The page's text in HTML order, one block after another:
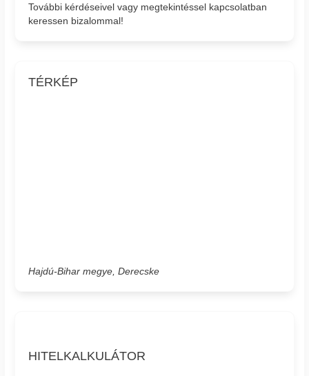
További kérdéseivel vagy megtekintéssel kapcsolatban
keressen bizalommal!
TÉRKÉP
Hajdú-Bihar megye, Derecske
HITELKALKULÁTOR